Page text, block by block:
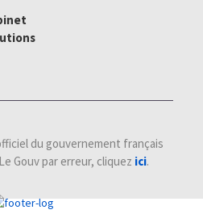
du gouvernement français
Gouv par erreur, cliquez ici.